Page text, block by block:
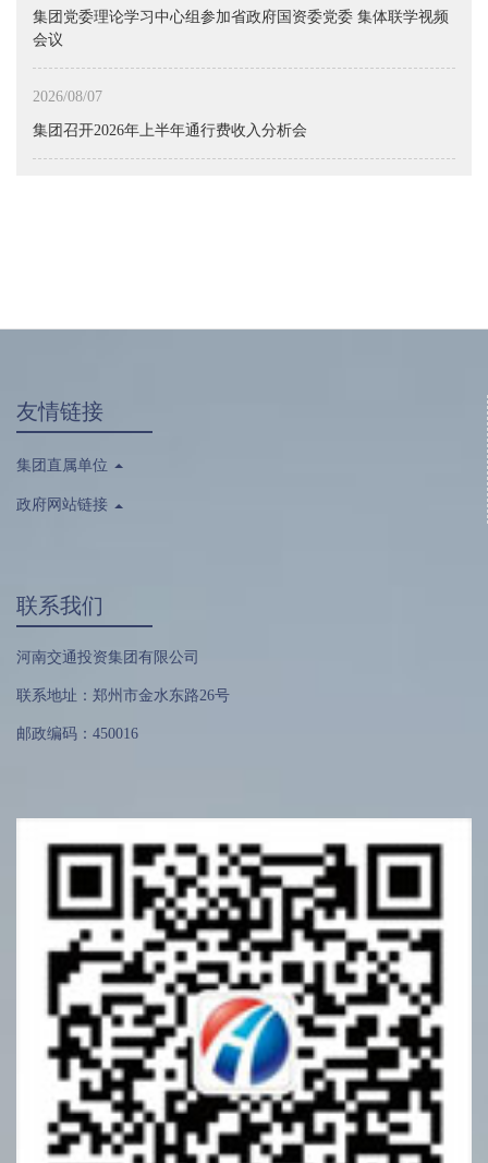
集团党委理论学习中心组参加省政府国资委党委 集体联学视频
会议
2026/08/07
集团召开2026年上半年通行费收入分析会
友情链接
集团直属单位
政府网站链接
联系我们
河南交通投资集团有限公司
联系地址：郑州市金水东路26号
邮政编码：450016